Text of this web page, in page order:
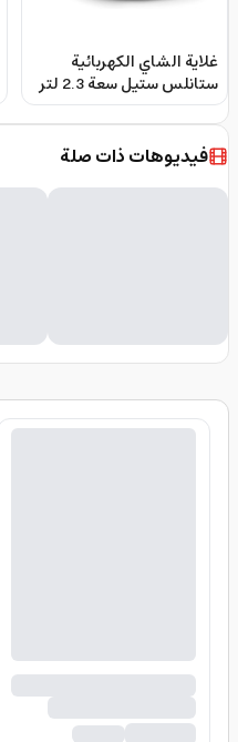
غلاية الشاي الكهربائية
ستانلس ستيل سعة 2.3 لتر
من سميغ Smeg Whistling
Kettle Wkf01Cr Premium
2.3 L Retro-Style
Stainless Steel Tea Kettle
فيديوهات ذات صلة